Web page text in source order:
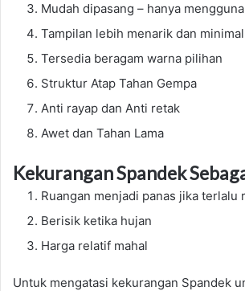
Mudah dipasang – hanya
Tampilan lebih menarik dan
Tersedia beragam warna pilihan
Struktur Atap Tahan Gempa
Anti rayap dan Anti retak
Awet dan Tahan Lama
Kekurangan Spandek
Ruangan menjadi panas jika terlalu
Berisik ketika hujan
Harga relatif mahal
Untuk mengatasi kekurangan Spandek